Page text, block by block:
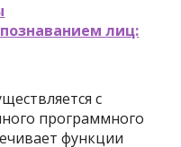
лиц:
с
программного
функции